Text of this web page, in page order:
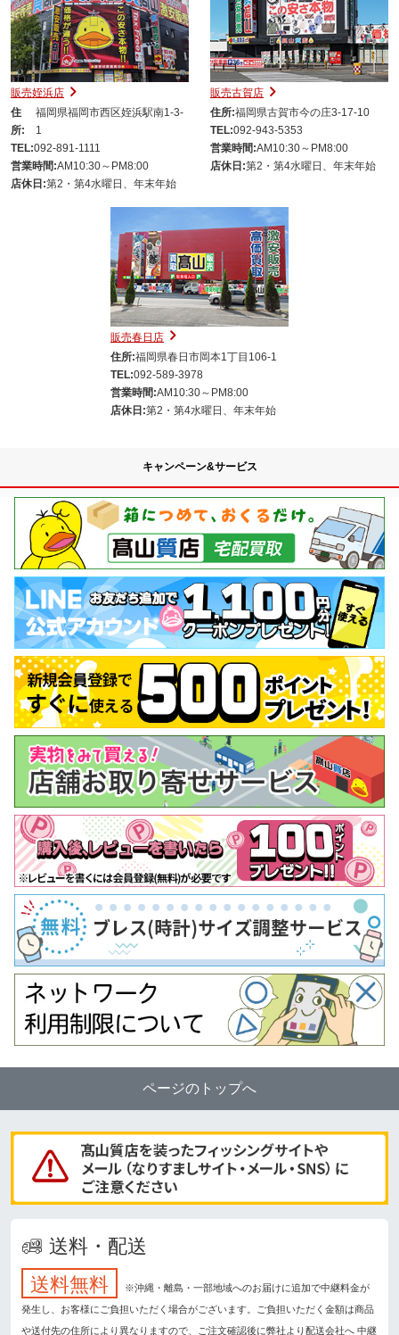
販売姪浜店
住
所:
福岡県福岡市西区姪浜駅南1-3-
1
TEL:092-891-1111
営業時間:AM10:30～PM8:00
店休日:第2・第4水曜日、年末年始
販売古賀店
住所:福岡県古賀市今の庄3-17-10
TEL:092-943-5353
営業時間:AM10:30～PM8:00
店休日:第2・第4水曜日、年末年始
販売春日店
住所:福岡県春日市岡本1丁目106-1
TEL:092-589-3978
営業時間:AM10:30～PM8:00
店休日:第2・第4水曜日、年末年始
キャンペーン&サービス
ページのトップへ
送料・配送
送料無料
※沖縄・離島・一部地域へのお届けに追加で中継料金が
発生し、お客様にご負担いただく場合がございます。ご負担いただく金額は商品
や送付先の住所により異なりますので、ご注文確認後に弊社より配送会社へ 中継